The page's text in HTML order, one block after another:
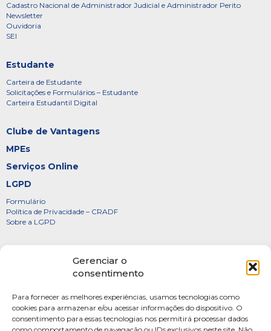
Gerenciar o
consentimento
Para fornecer as melhores experiências, usamos tecnologias como
cookies para armazenar e/ou acessar informações do dispositivo. O
consentimento para essas tecnologias nos permitirá processar dados
Cadastro Nacional de Administrador Judicial e Administrador Perito
Newsletter
Ouvidoria
SEI
Estudante
Carteira de Estudante
Solicitações e Formulários – Estudante
Carteira Estudantil Digital
Clube de Vantagens
MPEs
Serviços Online
LGPD
Formulário
Política de Privacidade – CRADF
Sobre a LGPD
Diretoria
FOTOS